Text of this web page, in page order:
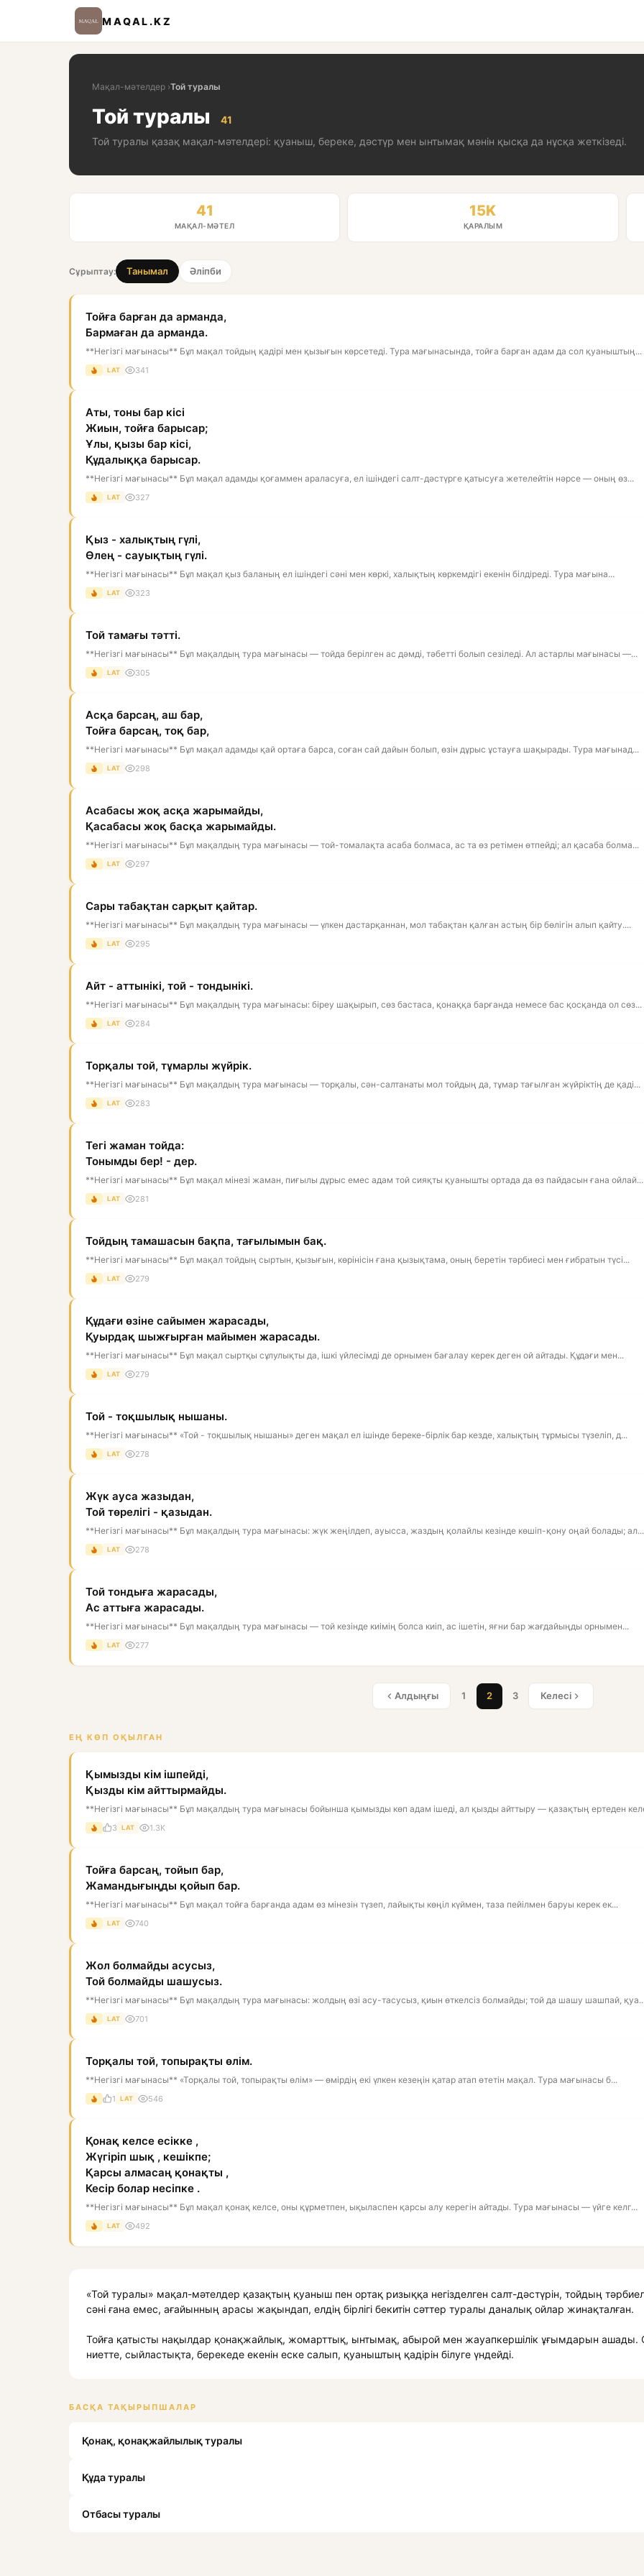
MAQAL.KZ
Мақал-мәтелдер ›Той туралы
Той туралы
41
Той туралы қазақ мақал-мәтелдері: қуаныш, береке, дәстүр мен ынтымақ мәнін қысқа да нұсқа жеткізеді.
41
МАҚАЛ-МӘТЕЛ
15K
ҚАРАЛЫМ
Сұрыптау: Танымал Әліпби
Тойға барған да арманда,
Бармаған да арманда.
**Негізгі мағынасы** Бұл мақал тойдың қадірі мен қызығын көрсетеді. Тура мағынасында, тойға барған адам да сол қуаныштың...
LAT 341
Аты, тоны бар кісі
Жиын, тойға барысар;
Ұлы, қызы бар кісі,
Құдалыққа барысар.
**Негізгі мағынасы** Бұл мақал адамды қоғаммен араласуға, ел ішіндегі салт-дәстүрге қатысуға жетелейтін нәрсе — оның өз...
LAT 327
Қыз - халықтың гүлі,
Өлең - сауықтың гүлі.
**Негізгі мағынасы** Бұл мақал қыз баланың ел ішіндегі сәні мен көркі, халықтың көркемдігі екенін білдіреді. Тура мағына...
LAT 323
Той тамағы тәтті.
**Негізгі мағынасы** Бұл мақалдың тура мағынасы — тойда берілген ас дәмді, тәбетті болып сезіледі. Ал астарлы мағынасы —...
LAT 305
Асқа барсаң, аш бар,
Тойға барсаң, тоқ бар,
**Негізгі мағынасы** Бұл мақал адамды қай ортаға барса, соған сай дайын болып, өзін дұрыс ұстауға шақырады. Тура мағынад...
LAT 298
Асабасы жоқ асқа жарымайды,
Қасабасы жоқ басқа жарымайды.
**Негізгі мағынасы** Бұл мақалдың тура мағынасы — той-томалақта асаба болмаса, ас та өз ретімен өтпейді; ал қасаба болма...
LAT 297
Сары табақтан сарқыт қайтар.
**Негізгі мағынасы** Бұл мақалдың тура мағынасы — үлкен дастарқаннан, мол табақтан қалған астың бір бөлігін алып қайту....
LAT 295
Айт - аттынікі, той - тондынікі.
**Негізгі мағынасы** Бұл мақалдың тура мағынасы: біреу шақырып, сөз бастаса, қонаққа барғанда немесе бас қосқанда ол сөз...
LAT 284
Торқалы той, тұмарлы жүйрік.
**Негізгі мағынасы** Бұл мақалдың тура мағынасы — торқалы, сән-салтанаты мол тойдың да, тұмар тағылған жүйріктің де қаді...
LAT 283
Тегі жаман тойда:
Тонымды бер! - дер.
**Негізгі мағынасы** Бұл мақал мінезі жаман, пиғылы дұрыс емес адам той сияқты қуанышты ортада да өз пайдасын ғана ойлай...
LAT 281
Тойдың тамашасын бақпа, тағылымын бақ.
**Негізгі мағынасы** Бұл мақал тойдың сыртын, қызығын, көрінісін ғана қызықтама, оның беретін тәрбиесі мен ғибратын түсі...
LAT 279
Құдағи өзіне сайымен жарасады,
Қуырдақ шыжғырған майымен жарасады.
**Негізгі мағынасы** Бұл мақал сыртқы сұлулықты да, ішкі үйлесімді де орнымен бағалау керек деген ой айтады. Құдағи мен...
LAT 279
Той - тоқшылық нышаны.
**Негізгі мағынасы** «Той - тоқшылық нышаны» деген мақал ел ішінде береке-бірлік бар кезде, халықтың тұрмысы түзеліп, д...
LAT 278
Жүк ауса жазыдан,
Той төрелігі - қазыдан.
**Негізгі мағынасы** Бұл мақалдың тура мағынасы: жүк жеңілдеп, ауысса, жаздың қолайлы кезінде көшіп-қону оңай болады; ал...
LAT 278
Той тондыға жарасады,
Ас аттыға жарасады.
**Негізгі мағынасы** Бұл мақалдың тура мағынасы — той кезінде киімің болса киіп, ас ішетін, яғни бар жағдайыңды орнымен...
LAT 277
Алдыңғы 1 2 3 Келесі
ЕҢ КӨП ОҚЫЛҒАН
Қымызды кім ішпейді,
Қызды кім айттырмайды.
**Негізгі мағынасы** Бұл мақалдың тура мағынасы бойынша қымызды көп адам ішеді, ал қызды айттыру — қазақтың ертеден
3 LAT 1.3K
Тойға барсаң, тойып бар,
Жамандығыңды қойып бар.
**Негізгі мағынасы** Бұл мақал тойға барғанда адам өз мінезін түзеп, лайықты көңіл күймен, таза пейілмен баруы керек ек...
LAT 740
Жол болмайды асусыз,
Той болмайды шашусыз.
**Негізгі мағынасы** Бұл мақалдың тура мағынасы: жолдың өзі асу-тасусыз, қиын өткелсіз болмайды; той да шашу шашпай,
LAT 701
Торқалы той, топырақты өлім.
**Негізгі мағынасы** «Торқалы той, топырақты өлім» — өмірдің екі үлкен кезеңін қатар атап өтетін мақал. Тура мағынасы б...
1 LAT 546
Қонақ келсе есікке ,
Жүгіріп шық , кешікпе;
Қарсы алмасаң қонақты ,
Кесір болар несіпке .
**Негізгі мағынасы** Бұл мақал қонақ келсе, оны құрметпен, ықыласпен қарсы алу керегін айтады. Тура мағынасы — үйге келг...
LAT 492
«Той туралы» мақал-мәтелдер қазақтың қуаныш пен ортақ ризыққа негізделген салт-дәстүрін, тойдың
сәні ғана емес, ағайынның арасы жақындап, елдің бірлігі бекитін сәттер туралы даналық ойлар жинақталған.
Тойға қатысты нақылдар қонақжайлық, жомарттық, ынтымақ, абырой мен жауапкершілік ұғымдарын
ниетте, сыйластықта, берекеде екенін еске салып, қуаныштың қадірін білуге үндейді.
БАСҚА ТАҚЫРЫПШАЛАР
Қонақ, қонақжайлылық туралы
Құда туралы
Отбасы туралы